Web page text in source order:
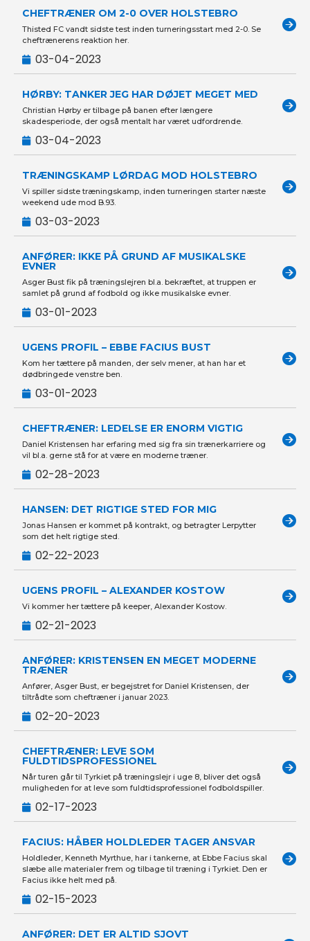
CHEFTRÆNER OM 2-0 OVER HOLSTEBRO
Thisted FC vandt sidste test inden turneringsstart med 2-0. Se
cheftrænerens reaktion her.
03-04-2023
HØRBY: TANKER JEG HAR DØJET MEGET MED
Christian Hørby er tilbage på banen efter længere
skadesperiode, der også mentalt har været udfordrende.
03-04-2023
TRÆNINGSKAMP LØRDAG MOD HOLSTEBRO
Vi spiller sidste træningskamp, inden turneringen starter næste
weekend ude mod B.93.
03-03-2023
ANFØRER: IKKE PÅ GRUND AF MUSIKALSKE
EVNER
Asger Bust fik på træningslejren bl.a. bekræftet, at truppen er
samlet på grund af fodbold og ikke musikalske evner.
03-01-2023
UGENS PROFIL – EBBE FACIUS BUST
Kom her tættere på manden, der selv mener, at han har et
dødbringede venstre ben.
03-01-2023
CHEFTRÆNER: LEDELSE ER ENORM VIGTIG
Daniel Kristensen har erfaring med sig fra sin trænerkarriere og
vil bl.a. gerne stå for at være en moderne træner.
02-28-2023
HANSEN: DET RIGTIGE STED FOR MIG
Jonas Hansen er kommet på kontrakt, og betragter Lerpytter
som det helt rigtige sted.
02-22-2023
UGENS PROFIL – ALEXANDER KOSTOW
Vi kommer her tættere på keeper, Alexander Kostow.
02-21-2023
ANFØRER: KRISTENSEN EN MEGET MODERNE
TRÆNER
Anfører, Asger Bust, er begejstret for Daniel Kristensen, der
tiltrådte som cheftræner i januar 2023.
02-20-2023
CHEFTRÆNER: LEVE SOM
FULDTIDSPROFESSIONEL
Når turen går til Tyrkiet på træningslejr i uge 8, bliver det også
muligheden for at leve som fuldtidsprofessionel fodboldspiller.
02-17-2023
FACIUS: HÅBER HOLDLEDER TAGER ANSVAR
Holdleder, Kenneth Myrthue, har i tankerne, at Ebbe Facius skal
slæbe alle materialer frem og tilbage til træning i Tyrkiet. Den er
Facius ikke helt med på.
02-15-2023
ANFØRER: DET ER ALTID SJOVT